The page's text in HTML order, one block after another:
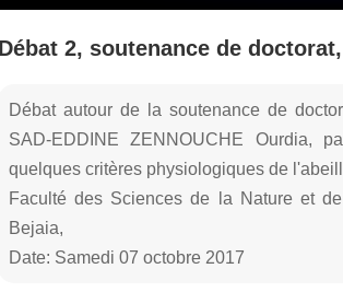
Débat 2, soutenance de
Débat autour de la soutenance de
SAD-EDDINE ZENNOUCHE Ourdia,
quelques critères physiologiques de
Faculté des Sciences de la Nature et
Bejaia,
Date: Samedi 07 octobre 2017